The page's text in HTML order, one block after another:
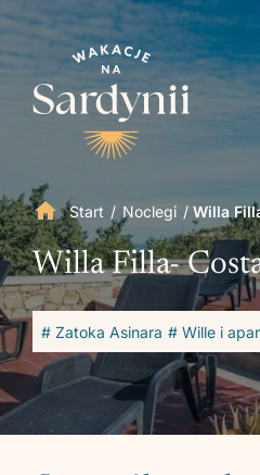
Start / Noclegi / Willa
Willa Filla-
# Zatoka Asinara # Wille i